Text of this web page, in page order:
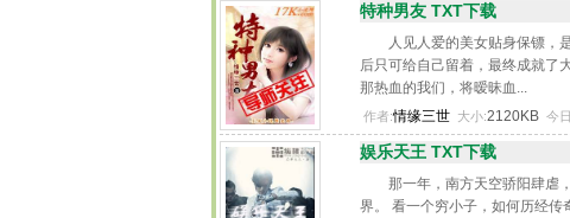
特种男友 TXT下载
人见人爱的美女贴身保镖，
后只可给自己留着，最终成就了
那热血的我们，将暧昧血...
作者:情缘三世 大小:2120KB 今
娱乐天王 TXT下载
那一年，南方天空骄阳肆虐
界。 看一个穷小子，如何历经